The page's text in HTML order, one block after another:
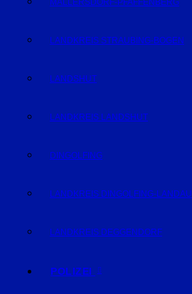
MALLERSDORF-PFAFFENBERG
LANDKREIS STRAUBING-BOGEN
LANDSHUT
LANDKREIS LANDSHUT
DINGOLFING
LANDKREIS DINGOLFING-LANDAU
LANDKREIS DEGGENDORF
POLIZEI